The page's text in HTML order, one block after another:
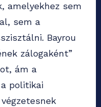
amelyekhez sem
sem a
Bayrou
zálogaként”
ám a
politikai